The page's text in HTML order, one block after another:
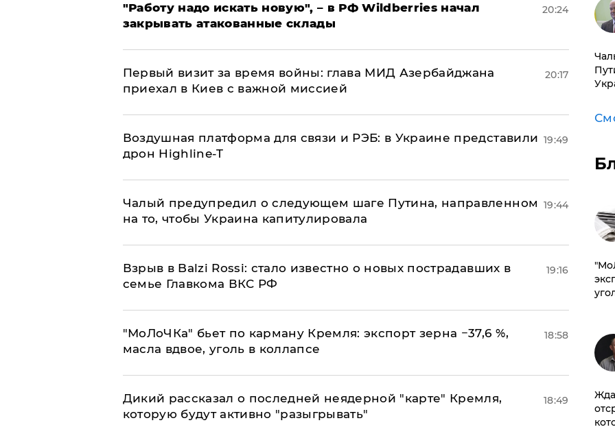
"Работу надо искать новую", – в РФ Wildberries начал
закрывать атакованные склады
20:24
Первый визит за время войны: глава МИД Азербайджана
приехал в Киев с важной миссией
20:17
Воздушная платформа для связи и РЭБ: в Украине представили
дрон Highline-T
19:49
Чалый предупредил о следующем шаге Путина, направленном
на то, чтобы Украина капитулировала
19:44
Взрыв в Balzi Rossi: стало известно о новых пострадавших в
семье Главкома ВКС РФ
19:16
​"МоЛоЧКа" бьет по карману Кремля: экспорт зерна −37,6 %,
масла вдвое, уголь в коллапсе
18:58
Дикий рассказал о последней неядерной "карте" Кремля,
которую будут активно "разыгрывать"
18:49